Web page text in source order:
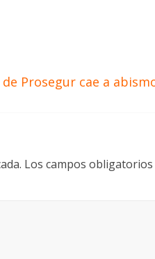
Prosegur cae a
Los campos